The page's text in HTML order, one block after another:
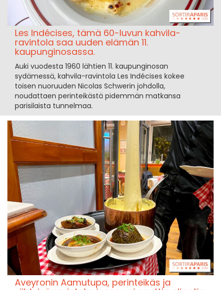
Les Indécises, tämä 60-luvun kahvila-
ravintola saa uuden elämän 11.
kaupunginosassa.
Auki vuodesta 1960 lähtien 11. kaupunginosan
sydämessä, kahvila-ravintola Les Indécises kokee
toisen nuoruuden Nicolas Schwerin johdolla,
noudattaen perinteikästä pidemmän matkansa
parisilaista tunnelmaa.
Aveyronin Aamutupa, perinteikäs ja